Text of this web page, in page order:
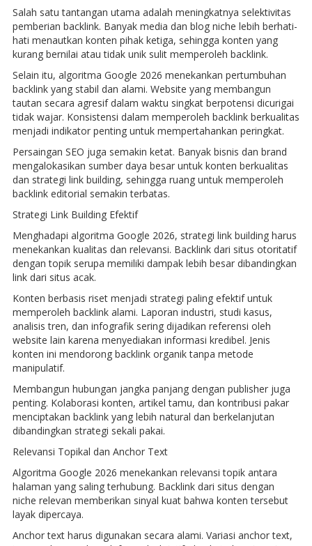
Salah satu tantangan utama adalah meningkatnya selektivitas
pemberian backlink. Banyak media dan blog niche lebih berhati-
hati menautkan konten pihak ketiga, sehingga konten yang
kurang bernilai atau tidak unik sulit memperoleh backlink.
Selain itu, algoritma Google 2026 menekankan pertumbuhan
backlink yang stabil dan alami. Website yang membangun
tautan secara agresif dalam waktu singkat berpotensi dicurigai
tidak wajar. Konsistensi dalam memperoleh backlink berkualitas
menjadi indikator penting untuk mempertahankan peringkat.
Persaingan SEO juga semakin ketat. Banyak bisnis dan brand
mengalokasikan sumber daya besar untuk konten berkualitas
dan strategi link building, sehingga ruang untuk memperoleh
backlink editorial semakin terbatas.
Strategi Link Building Efektif
Menghadapi algoritma Google 2026, strategi link building harus
menekankan kualitas dan relevansi. Backlink dari situs otoritatif
dengan topik serupa memiliki dampak lebih besar dibandingkan
link dari situs acak.
Konten berbasis riset menjadi strategi paling efektif untuk
memperoleh backlink alami. Laporan industri, studi kasus,
analisis tren, dan infografik sering dijadikan referensi oleh
website lain karena menyediakan informasi kredibel. Jenis
konten ini mendorong backlink organik tanpa metode
manipulatif.
Membangun hubungan jangka panjang dengan publisher juga
penting. Kolaborasi konten, artikel tamu, dan kontribusi pakar
menciptakan backlink yang lebih natural dan berkelanjutan
dibandingkan strategi sekali pakai.
Relevansi Topikal dan Anchor Text
Algoritma Google 2026 menekankan relevansi topik antara
halaman yang saling terhubung. Backlink dari situs dengan
niche relevan memberikan sinyal kuat bahwa konten tersebut
layak dipercaya.
Anchor text harus digunakan secara alami. Variasi anchor text,